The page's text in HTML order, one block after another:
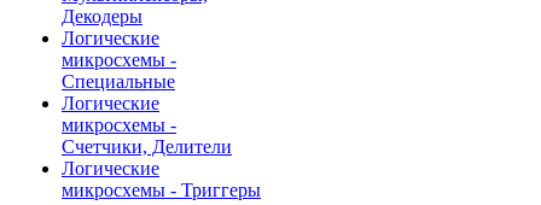
Декодеры
Логические
микросхемы -
Специальные
Логические
микросхемы -
Счетчики, Делители
Логические
микросхемы - Триггеры